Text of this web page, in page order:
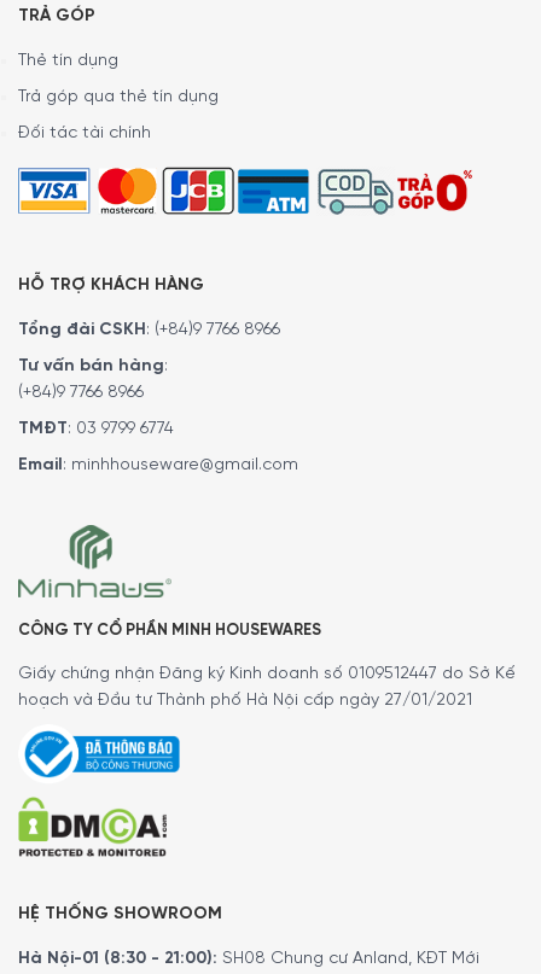
TRẢ GÓP
Thẻ tín dụng
Trả góp qua thẻ tín dụng
Đối tác tài chính
HỖ TRỢ KHÁCH HÀNG
Tổng đài CSKH: (+84)9 7766 8966
Tư vấn bán hàng:
(+84)9 7766 8966
TMĐT: 03 9799 6774
Email: minhhouseware@gmail.com
CÔNG TY CỔ PHẦN MINH HOUSEWARES
Giấy chứng nhận Đăng ký Kinh doanh số 0109512447 do Sở Kế
hoạch và Đầu tư Thành phố Hà Nội cấp ngày 27/01/2021
HỆ THỐNG SHOWROOM
Hà Nội-01 (8:30 - 21:00): SH08 Chung cư Anland, KĐT Mới